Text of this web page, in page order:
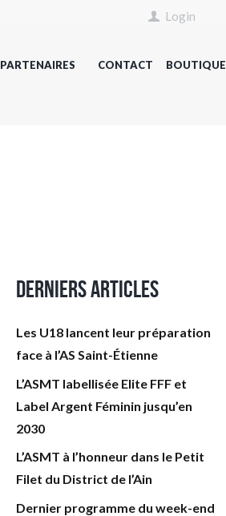
Login
PARTENAIRES CONTACT BOUTIQUE
Derniers articles
Les U18 lancent leur préparation
face à l’AS Saint-Étienne
L’ASMT labellisée Elite FFF et
Label Argent Féminin jusqu’en
2030
L’ASMT à l’honneur dans le Petit
Filet du District de l’Ain
Dernier programme du week-end